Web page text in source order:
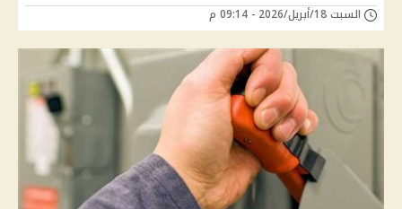
السبت 18/أبريل/2026 - 09:14 م